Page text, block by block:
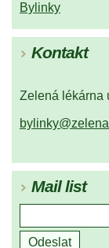
Bylinky
Kontakt
Zelená lékárna
Mail list